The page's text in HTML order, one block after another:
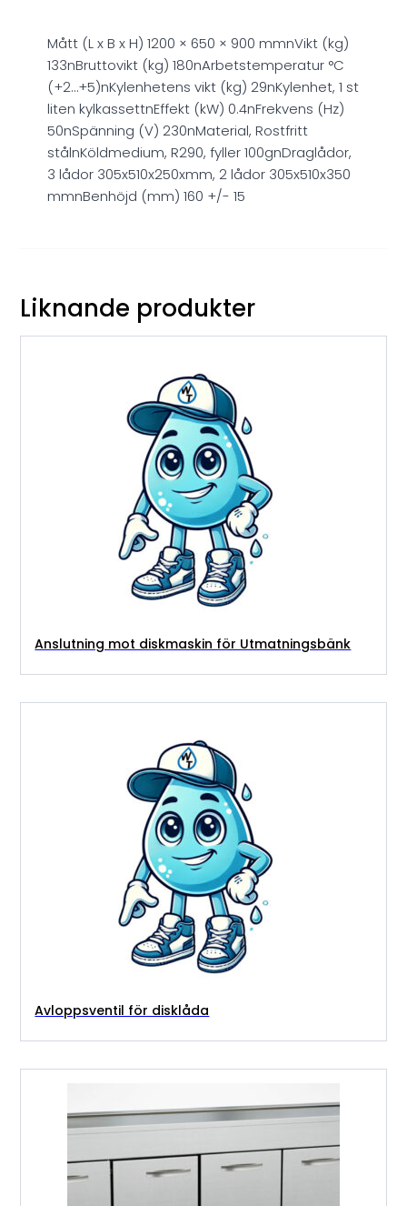
Mått (L x B x H) 1200 × 650 × 900 mmnVikt (kg)
133nBruttovikt (kg) 180nArbetstemperatur °C
(+2…+5)nKylenhetens vikt (kg) 29nKylenhet, 1 st
liten kylkassettnEffekt (kW) 0.4nFrekvens (Hz)
50nSpänning (V) 230nMaterial, Rostfritt
stålnKöldmedium, R290, fyller 100gnDraglådor,
3 lådor 305x510x250xmm, 2 lådor 305x510x350
mmnBenhöjd (mm) 160 +/- 15
Liknande produkter
Anslutning mot diskmaskin för Utmatningsbänk
Avloppsventil för disklåda